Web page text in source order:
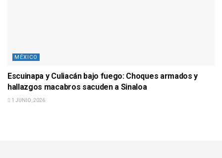
MÉXICO
Escuinapa y Culiacán bajo fuego: Choques armados y
hallazgos macabros sacuden a Sinaloa
1 JUNIO, 2026